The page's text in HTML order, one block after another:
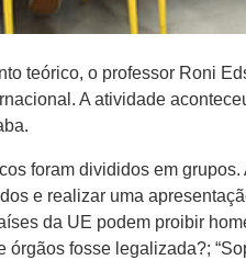
teórico, o professor Roni
A atividade
foram divididos em
e realizar uma
da UE podem proibir
órgãos fosse legalizada?;